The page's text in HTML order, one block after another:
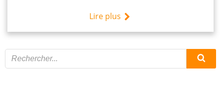
Lire plus